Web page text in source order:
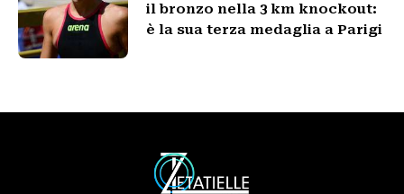
il bronzo nella 3 km knockout:
è la sua terza medaglia a Parigi